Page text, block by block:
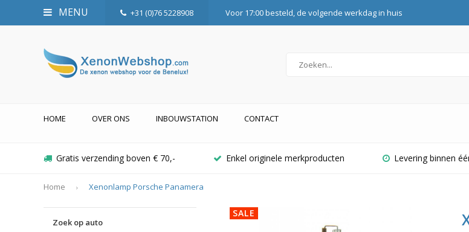
MENU +31 (0)76 5228908 Voor 17:00 besteld, de volgende werkdag in huis
HOME OVER ONS INBOUWSTATION CONTACT
Gratis verzending boven € 70,- Enkel originele merkproducten Levering binnen
Home Xenonlamp Porsche Panamera
Zoek op auto
SALE